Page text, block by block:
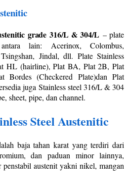
grade 316/L & 304/L – plate
lain: Acerinox, Colombus,
Jindal, dll. Plate Stainless
HL (hairline), Plat BA, Plat 2B, Plat
(Checkered Plate)dan Plat
juga Stainless steel 316/L & 304
sheet, pipe, dan channel.
Steel Austenitic
baja tahan karat yang terdiri dari
dan paduan minor lainnya,
penstabil austenit yakni nikel, mangan